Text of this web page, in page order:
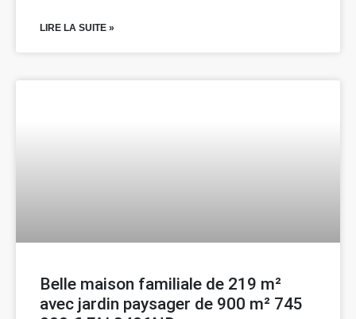
LIRE LA SUITE »
Belle maison familiale de 219 m²
avec jardin paysager de 900 m² 745